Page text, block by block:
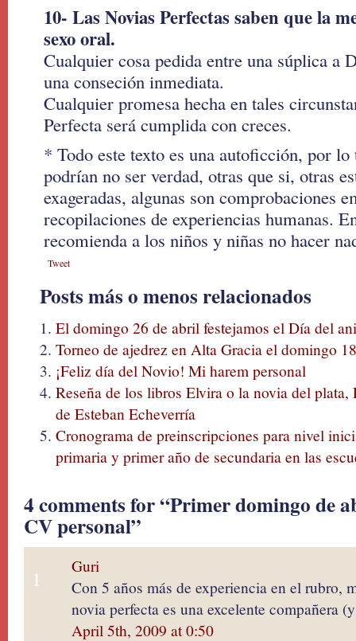
10- Las Novias Perfectas saben que la
sexo oral.
Cualquier cosa pedida entre una súplica a
una conseción inmediata.
Cualquier promesa hecha en tales
Perfecta será cumplida con creces.
* Todo este texto es una autoficción, por lo
podrían no ser verdad, otras que si, otras
exageradas, algunas son comprobaciones
recopilaciones de experiencias humanas.
recomienda a los niños y niñas no hacer
Tweet
Posts más o menos relacionados
El domingo 26 de abril festejamos el Día del
Torneo de ajedrez en Alta Gracia el domingo
¡Feliz día del Novio! Mi harem personal
Reseña de los libros Elvira o la novia del
de Esteban Echeverría
Cronograma de preinscripciones para nivel
primaria y primer año de secundaria en las
4 comments for “Primer domingo de
CV personal”
1
Guri
Con 5 años más de experiencia en el rubro,
novia perfecta es una excelente compañera
April 5th, 2009 at 0:50